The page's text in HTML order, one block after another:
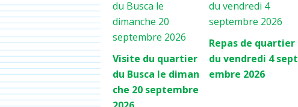
Visite du quartier
du Busca le diman
che 20 septembre
Repas de quartier
du vendredi 4 sept
embre 2026